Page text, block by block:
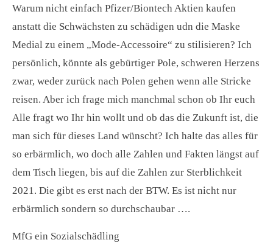
Warum nicht einfach Pfizer/Biontech Aktien kaufen
anstatt die Schwächsten zu schädigen udn die Maske
Medial zu einem „Mode-Accessoire“ zu stilisieren? Ich
persönlich, könnte als gebürtiger Pole, schweren Herzens
zwar, weder zurück nach Polen gehen wenn alle Stricke
reisen. Aber ich frage mich manchmal schon ob Ihr euch
Alle fragt wo Ihr hin wollt und ob das die Zukunft ist, die
man sich für dieses Land wünscht? Ich halte das alles für
so erbärmlich, wo doch alle Zahlen und Fakten längst auf
dem Tisch liegen, bis auf die Zahlen zur Sterblichkeit
2021. Die gibt es erst nach der BTW. Es ist nicht nur
erbärmlich sondern so durchschaubar ….
MfG ein Sozialschädling